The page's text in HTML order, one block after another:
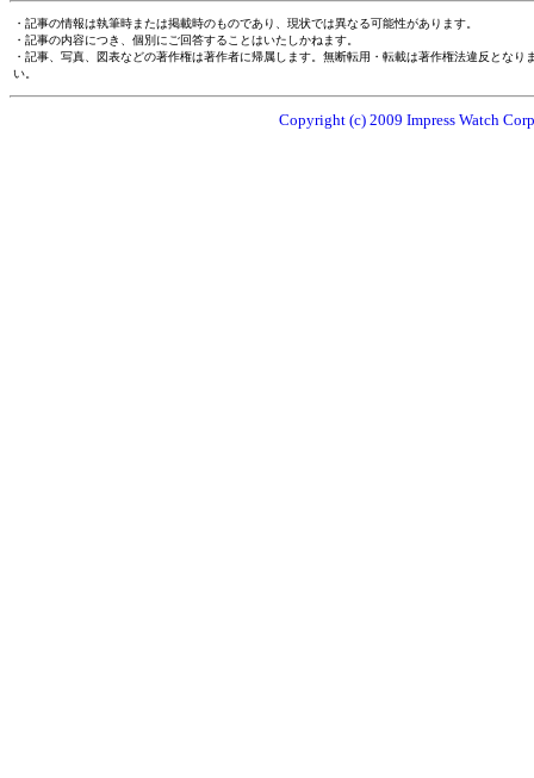
・記事の情報は執筆時または掲載時のものであり、現状では異なる可能性があります。
・記事の内容につき、個別にご回答することはいたしかねます。
・記事、写真、図表などの著作権は著作者に帰属します。無断転用・転載は著作権法違反とな
い。
Copyright (c) 2009 Impress Watch